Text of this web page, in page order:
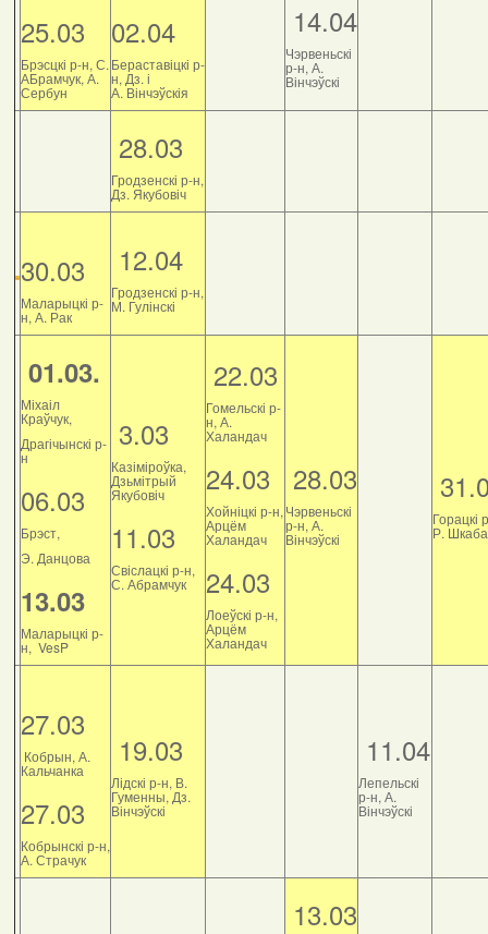
25.03
Брэсцкі р-н, С.
АБрамчук, А.
Сербун
02.04
Бераставіцкі р-
н, Дз. і
А. Вінчэўскія
14.04
Чэрвеньскі
р-н, А.
Вінчэўскі
28.03
Гродзенскі р-н,
Дз. Якубовіч
30.03
Маларыцкі р-
н, А. Рак
12.04
Гродзенскі р-н,
М. Гулінскі
01.03.
Міхаіл
Краўчук,
Драгічынскі р-
н
06.03
Брэст,
Э. Данцова
13.03
Маларыцкі р-
н, VesP
3.03
Казіміроўка,
Дзьмітрый
Якубовіч
11.03
Свіслацкі р-н,
С. Абрамчук
22.03
Гомельскі р-
н, А.
Халандач
24.03
Хойніцкі р-н,
Арцём
Халандач
24.03
Лоеўскі р-н,
Арцём
Халандач
28.03
Чэрвеньскі
р-н, А.
Вінчэўскі
Горацкі
Р.
27.03
Кобрын, А.
Кальчанка
27.03
Кобрынскі р-н,
А. Страчук
19.03
Лідскі р-н, В.
Гуменны, Дз.
Вінчэўскі
11.04
Лепельскі
р-н, А.
Вінчэўскі
13.03